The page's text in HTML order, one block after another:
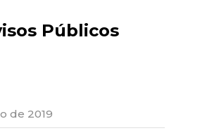
Públicos
de 2019